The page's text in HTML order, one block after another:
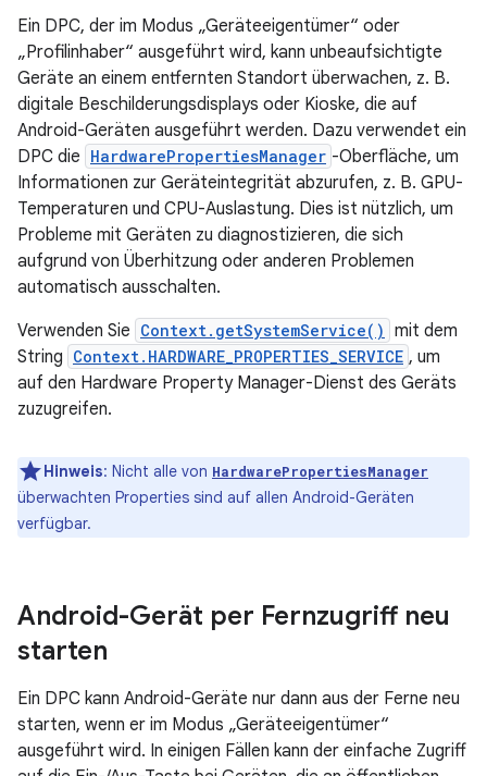
Ein DPC, der im Modus „Geräteeigentümer“ oder
„Profilinhaber“ ausgeführt wird, kann unbeaufsichtigte
Geräte an einem entfernten Standort überwachen, z. B.
digitale Beschilderungsdisplays oder Kioske, die auf
Android-Geräten ausgeführt werden. Dazu verwendet ein
DPC die HardwarePropertiesManager -Oberfläche, um
Informationen zur Geräteintegrität abzurufen, z. B. GPU-
Temperaturen und CPU-Auslastung. Dies ist nützlich, um
Probleme mit Geräten zu diagnostizieren, die sich
aufgrund von Überhitzung oder anderen Problemen
automatisch ausschalten.
Verwenden Sie Context.getSystemService() mit dem
String Context.HARDWARE_PROPERTIES_SERVICE , um
auf den Hardware Property Manager-Dienst des Geräts
zuzugreifen.
Hinweis: Nicht alle von HardwarePropertiesManager
überwachten Properties sind auf allen Android-Geräten
verfügbar.
Android-Gerät per Fernzugriff neu
starten
Ein DPC kann Android-Geräte nur dann aus der Ferne neu
starten, wenn er im Modus „Geräteeigentümer“
ausgeführt wird. In einigen Fällen kann der einfache Zugriff